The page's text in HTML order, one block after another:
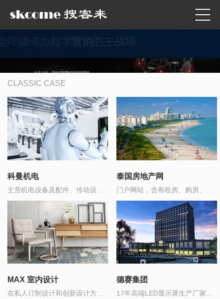
CLASSIC CASE
科曼机电
主营机电设备及配件、传动设备
销售
泰国房地产网
门户网站，含有租房、购房、家
政服务、物业缴费 等在线支付的
功能
MAX 室内设计
在私人订制设计和创新设计方面
德赛集团
17年高端LED显示屏生产厂家，